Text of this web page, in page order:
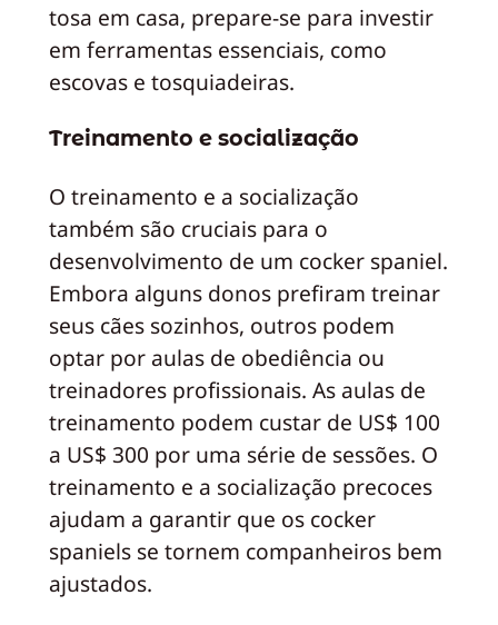
tosa em casa, prepare-se para investir
em ferramentas essenciais, como
escovas e tosquiadeiras.
Treinamento e socialização
O treinamento e a socialização
também são cruciais para o
desenvolvimento de um cocker spaniel.
Embora alguns donos prefiram treinar
seus cães sozinhos, outros podem
optar por aulas de obediência ou
treinadores profissionais. As aulas de
treinamento podem custar de US$ 100
a US$ 300 por uma série de sessões. O
treinamento e a socialização precoces
ajudam a garantir que os cocker
spaniels se tornem companheiros bem
ajustados.